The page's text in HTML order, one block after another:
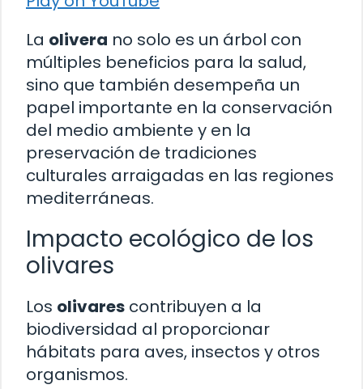
La olivera no solo es un árbol con
múltiples beneficios para la salud,
sino que también desempeña un
papel importante en la conservación
del medio ambiente y en la
preservación de tradiciones
culturales arraigadas en las regiones
mediterráneas.
Impacto ecológico de los
olivares
Los olivares contribuyen a la
biodiversidad al proporcionar
hábitats para aves, insectos y otros
organismos.